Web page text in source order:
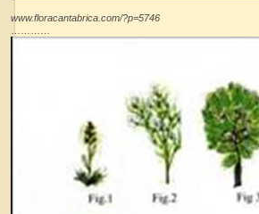
www.floracantabrica.com/?p=5746